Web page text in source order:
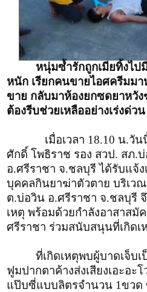
หนุ่มซ้ำรักถูกเมียทิ้งไป
หนัก เรียกคนขายไอศครีมม
ขาย กลับมาห้องยกซดยาหวั
ต้องรีบช่วยเหลืออย่างเร่งด่วน
เมื่อเวลา 18.10 น.วัน
ศักดิ์ โพธิราช รอง สวป. สภ.
อ.ศรีราชา จ.ชลบุรี ได้รับแจ้
บุคคลกินยาฆ่าตัวตาย บริเว
ต.บ่อวิน อ.ศรีราชา จ.ชลบุรี
เหตุ พร้อมด้วยกำลังอาสาสมัค
ศรีราชา ร่วมสนับสนุนที่เกิดเ
ที่เกิดเหตุพบผู้บาดเจ็บ
ฟูมปากตาค้างส่งเสียงเอะอะ
แป๊บซี่แบบลิตรจำนวน 1ขวด